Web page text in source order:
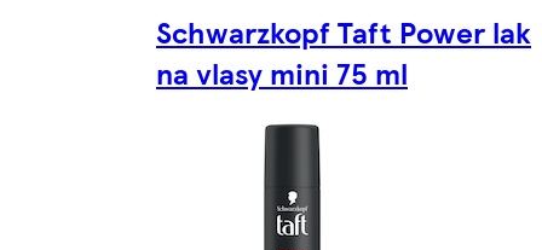
Schwarzkopf Taft Power lak
na vlasy mini 75 ml